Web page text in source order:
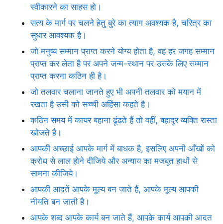
स्वीकारने का साहस हो।
सत्य के मार्ग पर चलने हेतु बुरे का त्याग अवश्यक है, चरित्र का
सुधार आवश्यक है।
जो मनुष्य सम्मान प्राप्त करने योग्य होता है, वह हर जगह सम्मान
प्राप्त कर लेता है पर अपने जन्म-स्थान पर उसके लिए सम्मान
प्राप्त करना कठिन ही है।
जो तलवार चलाना जानते हुए भी अपनी तलवार को मयान में
रखता है उसी को सच्ची अहिंसा कहते है।
कठिन समय में कायर बहाना ढूंढते हैं तो वहीं, बहादुर व्यक्ति रास्ता
खोजते है।
आपकी अच्छाई आपके मार्ग में बाधक है, इसलिए अपनी आँखों को
क्रोध से लाल होने दीजिये और अन्याय का मजबूत हाथों से
सामना कीजिये।
आपकी आदतें आपके मूल्य बन जाते हैं, आपके मूल्य आपकी
नीयति बन जाती है।
आपके शब्द आपके कार्य बन जाते हैं, आपके कार्य आपकी आदत